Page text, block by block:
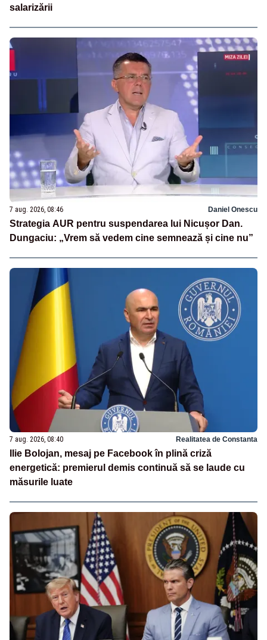
salarizării
7 aug. 2026, 08:46 Daniel Onescu
Strategia AUR pentru suspendarea lui Nicușor Dan.
Dungaciu: „Vrem să vedem cine semnează și cine nu”
7 aug. 2026, 08:40 Realitatea de Constanta
Ilie Bolojan, mesaj pe Facebook în plină criză
energetică: premierul demis continuă să se laude cu
măsurile luate